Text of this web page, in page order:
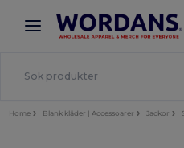
× Wordans-app
Bättre priser i appen!
Home Blank kläder | Accessoarer Jackor